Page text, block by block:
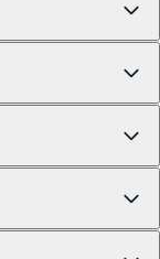
ルジェン